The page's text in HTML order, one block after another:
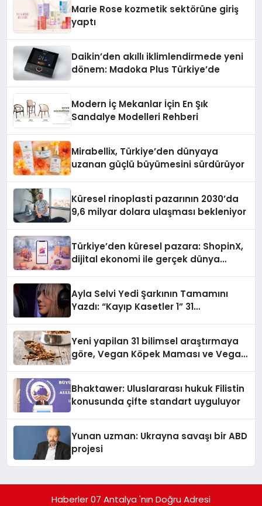
Marie Rose kozmetik sektörüne giriş
yaptı
Daikin’den akıllı iklimlendirmede yeni
dönem: Madoka Plus Türkiye’de
Modern İç Mekanlar İçin En Şık
Sandalye Modelleri Rehberi
Mirabellix, Türkiye’den dünyaya
uzanan güçlü büyümesini sürdürüyor
Küresel rinoplasti pazarının 2030’da
9,6 milyar dolara ulaşması bekleniyor
Türkiye’den küresel pazara: ShopinX,
dijital ekonomi ile gerçek dünya
Ayla Selvi Yedi Şarkının Tamamını
Yazdı: “Kayıp Kasetler 1” 31
Yeni yapilan 31 bilimsel araştırmaya
göre, Vegan Köpek Maması ve Vegan
Bhaktawer: Uluslararası hukuk Filistin
konusunda çifte standart uyguluyor
Yunan uzman: Ukrayna savaşı bir ABD
projesi
Haberler 07 Antalya 'nın Doğru Adresi